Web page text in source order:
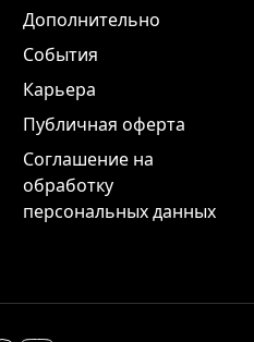
Дополнительно
События
Карьера
Публичная оферта
Соглашение на
обработку
персональных данных